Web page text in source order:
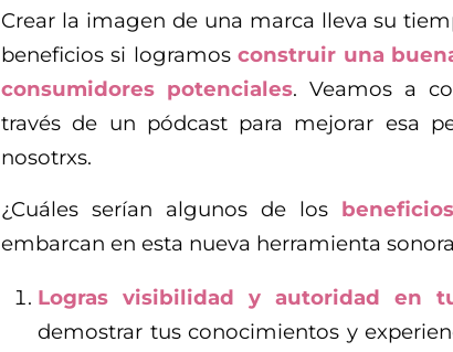
Crear la imagen de una marca lleva su
beneficios si logramosconstruir una
consumidores potenciales. Veamos a
través de un pódcast para mejorar esa
nosotrxs.
¿Cuáles serían algunos de los
embarcan en esta nueva herramienta
Logras visibilidad y autoridad en
demostrar tus conocimientos y